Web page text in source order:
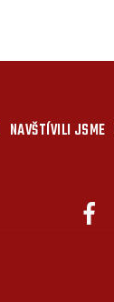
NAVŠTÍVILI JSME